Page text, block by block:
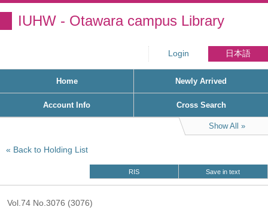
IUHW - Otawara campus Library
Login 日本語
Home Newly Arrived
Account Info Cross Search
Show All
Back to Holding List
RIS Save in text
Vol.74 No.3076 (3076)